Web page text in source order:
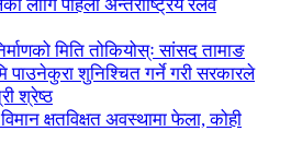
लागि पहिलो अन्तर्राष्ट्रिय रेलवे
मिति तोकियोस्ः सांसद तामाङ
पाउनेकुरा शुनिश्चित गर्ने गरी सरकारले
श्रेष्ठ
क्षतविक्षत अवस्थामा फेला, कोही